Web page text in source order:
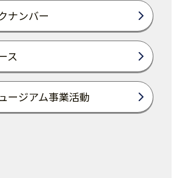
ナンバー
ス
ージアム事業活動